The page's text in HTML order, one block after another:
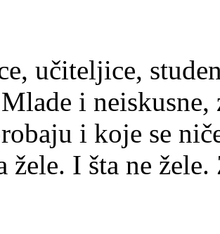
učiteljice,
i
i koje se
žele. I šta ne